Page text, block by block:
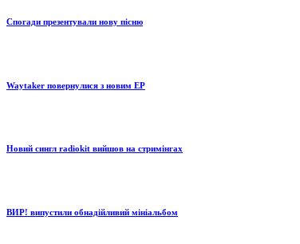
Спогади презентували нову пісню
Waytaker повернулися з новим EP
Новий сингл radiokit вийшов на стримінгах
ВИР! випустили обнадійливий мініальбом